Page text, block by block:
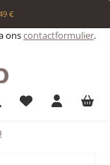
€
onscontactformulier.
Je hebt 0 items